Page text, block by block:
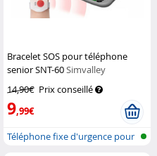
Bracelet SOS pour téléphone
senior SNT-60Simvalley
14,90€ Prix conseillé
9,99€
Téléphone fixe d'urgence pour